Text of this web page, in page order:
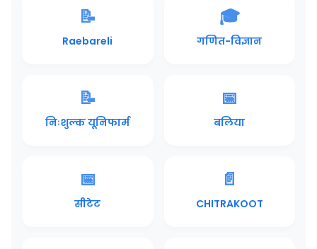
📝
Raebareli
🎓
गणित-विज्ञान
📝
निःशुल्क यूनिफार्म
📅
बलिया
📅
सीटेट
📄
CHITRAKOOT